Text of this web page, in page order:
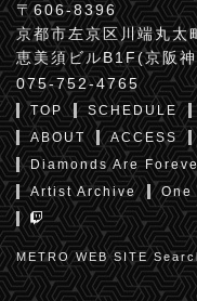
〒606-8396
京都市左京区川端丸太
恵美須ビルB1F(京阪
075-752-4765
TOP SCHEDULE
ABOUT
ACCESS
Diamonds Are
Artist Archive
METRO WEB SITE